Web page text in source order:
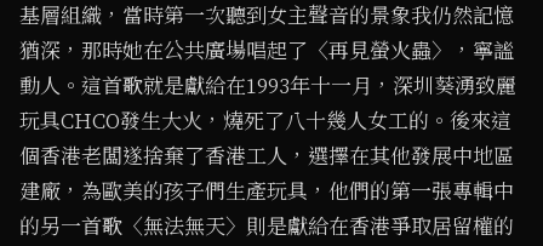
基層組織，當時第一次聽到女主聲音的景象我仍然記憶
猶深，那時她在公共廣場唱起了〈再見螢火蟲〉，寧謐
動人。這首歌就是獻給在1993年十一月，深圳葵湧致麗
玩具CHCO發生大火，燒死了八十幾人女工的。後來這
個香港老闆遂捨棄了香港工人，選擇在其他發展中地區
建廠，為歐美的孩子們生產玩具，他們的第一張專輯中
的另一首歌〈無法無天〉則是獻給在香港爭取居留權的